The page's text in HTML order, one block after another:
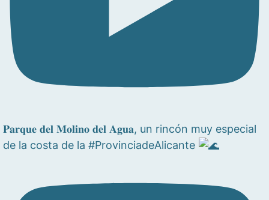
𝐏𝐚𝐫𝐪𝐮𝐞 𝐝𝐞𝐥 𝐌𝐨𝐥𝐢𝐧𝐨 𝐝𝐞𝐥 𝐀𝐠𝐮𝐚, un rincón muy especial
de la costa de la #ProvinciadeAlicante